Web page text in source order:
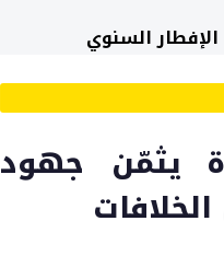
السنوي
يثمّن جهود